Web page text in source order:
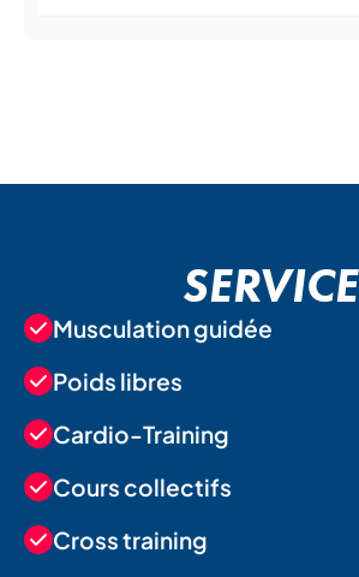
SERVICE
Musculation guidée
Poids libres
Cardio-Training
Cours collectifs
Cross training